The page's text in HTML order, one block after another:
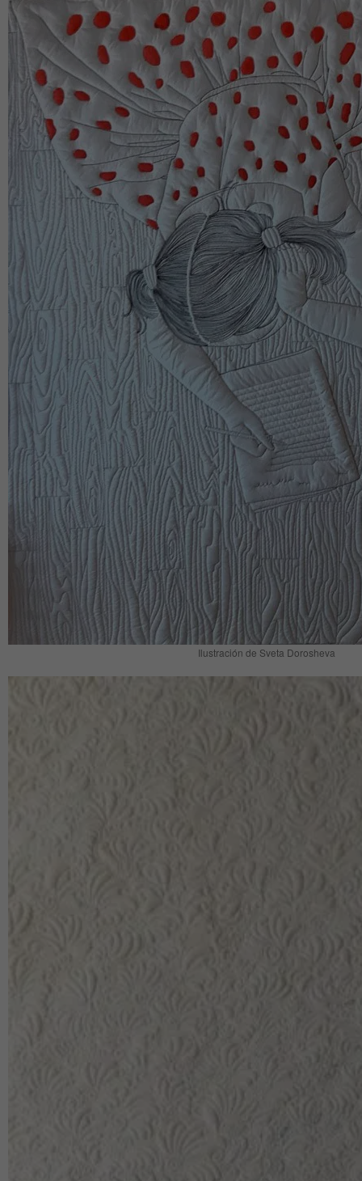
Ilustración de Sveta Dorosheva